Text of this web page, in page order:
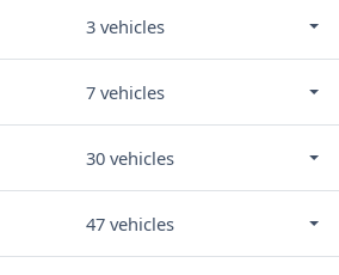
3 vehicles
7 vehicles
30 vehicles
47 vehicles